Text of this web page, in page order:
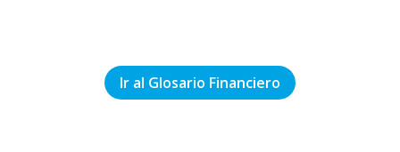
Ir al Glosario Financiero